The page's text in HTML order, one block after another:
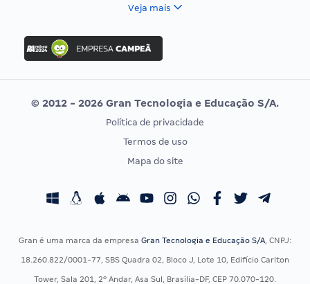
Concurso Nacional Unificado
Concurso Ibama
Concurso MPU
Editais publicados
Vunesp
CONCURSOS POR PROFISSÃO
Concursos Fiscais
EXAME DE ORDEM
Calendário OAB
Veja mais
© 2012 - 2026 Gran Tecnologia e Educação S/A.
Política de privacidade
Termos de uso
Mapa do site
Gran é uma marca da empresa Gran Tecnologia e Educação S/A, CNPJ:
18.260.822/0001-77, SBS Quadra 02, Bloco J, Lote 10, Edifício Carlton
Tower, Sala 201, 2º Andar, Asa Sul, Brasília-DF, CEP 70.070-120.